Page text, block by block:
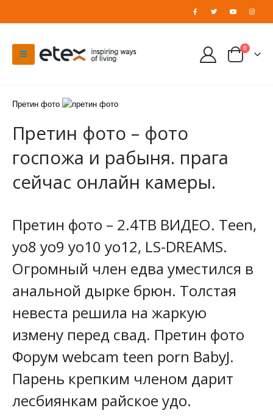
0
Претин фото
Претин фото – фото
госпожа и рабыня. прага
сейчас онлайн камеры.
Претин фото – 2.4TB ВИДЕО. Teen,
yo8 yo9 yo10 yo12, LS-DREAMS.
Огромный член едва уместился в
анальной дырке брюн. Толстая
невеста решила на жаркую
измену перед свад. Претин фото
Форум webcam teen porn BabyJ.
Парень крепким членом дарит
лесбиянкам райское удо.